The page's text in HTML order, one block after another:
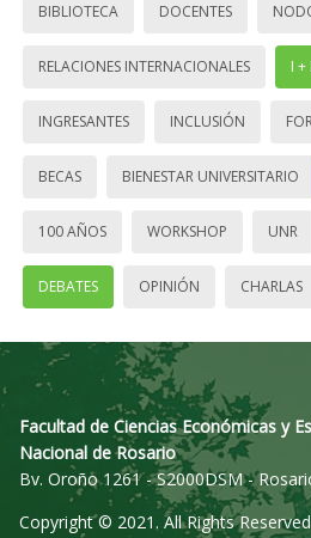
BIBLIOTECA DOCENTES
RELACIONES INTERNACIONALES I +
INGRESANTES INCLUSIÓN
BECAS BIENESTAR UNIVERSITARIO
100 AÑOS WORKSHOP UNR
DEBATES OPINIÓN CHARLAS
Facultad de Ciencias Económicas y
Nacional de Rosario
Bv. Oroño 1261 - S2000DSM -
Copyright © 2021. All Rights